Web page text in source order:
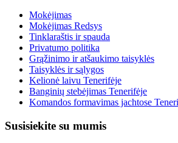
Mokėjimas
Mokėjimas Redsys
Tinklaraštis ir spauda
Privatumo politika
Grąžinimo ir atšaukimo taisyklės
Taisyklės ir sąlygos
Kelionė laivu Tenerifėje
Banginių stebėjimas Tenerifėje
Komandos formavimas jachtose
Susisiekite su mumis